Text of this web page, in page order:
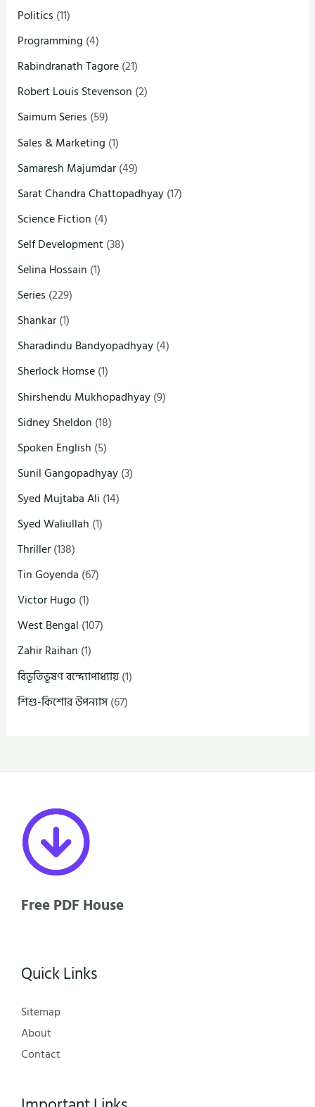
Politics (11)
Programming (4)
Rabindranath Tagore(21)
Robert Louis Stevenson (2)
Saimum Series (59)
Sales & Marketing (1)
Samaresh Majumdar(49)
Sarat Chandra Chattopadhyay(17)
Science Fiction (4)
Self Development(38)
Selina Hossain (1)
Series (229)
Shankar(1)
Sharadindu Bandyopadhyay(4)
Sherlock Homse(1)
Shirshendu Mukhopadhyay(9)
Sidney Sheldon (18)
Spoken English (5)
Sunil Gangopadhyay(3)
Syed Mujtaba Ali (14)
Syed Waliullah (1)
Thriller(138)
Tin Goyenda (67)
Victor Hugo(1)
West Bengal (107)
Zahir Raihan (1)
বিভূতিভূষণ বন্দ্যোপাধ্যায়(1)
শিশু-কিশোর উপন্যাস(67)
Free PDF House
Quick Links
Sitemap
About
Contact